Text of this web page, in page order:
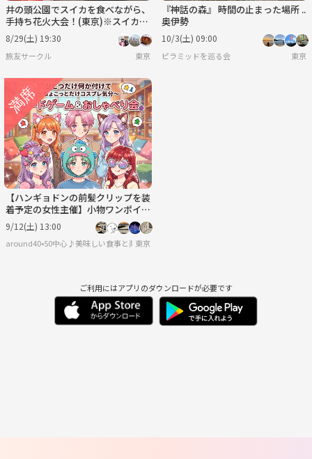
井の頭公園でスイカを食べながら、
手持ち花火大会！(東京)※スイカ食
べれない人は別の物を用意！
8/29(土) 19:30
旅友サークル 東京
『神話の森』 時間の止まった場所 ..
奥伊勢
10/3(土) 09:00
ピラミッドを巡る会 東京
【ハンギョドンの前髪クリップを装
着予定の女性主催】小物ワンポイン
トで楽しむプチコスプレ×ボードゲ
ーム✨
9/12(土) 13:00
around40•50中心♪美味しい食事と楽しい会話♪＋40代50代で思うこと
東京
ご利用にはアプリのダウンロードが必要です